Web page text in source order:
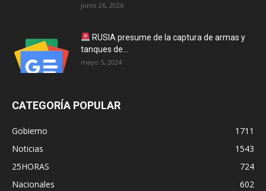
junio 26, 2026
RUSIA presume de la captura de armas y
tanques de...
mayo 5, 2024
CATEGORÍA POPULAR
Gobierno
1711
Noticias
1543
25HORAS
724
Nacionales
602